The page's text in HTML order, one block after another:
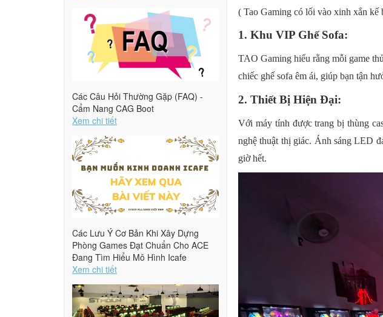
Các Câu Hỏi Thường Gặp (FAQ) -
Cẩm Nang CAG Boot
Xem chi tiết
Các Lưu Ý Cơ Bản Khi Xây Dựng
Phòng Games Đạt Chuẩn Cho ACE
Đang Tìm Hiểu Mô Hình Icafe
Xem chi tiết
( Tao Gaming có lối vào xinh xắn kế
1. Khu VIP Ghế Sofa:
TAO Gaming hiểu rằng mỗi game
chiếc ghế sofa êm ái, giúp bạn tận
2. Thiết Bị Hiện Đại:
Với máy tính được trang bị thùng
nghệ thuật thị giác. Ánh sáng LED
giờ hết.